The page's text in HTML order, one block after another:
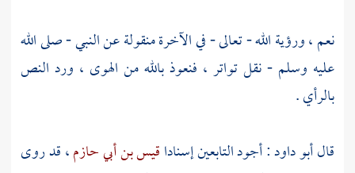
نعم ، ورؤية الله - تعالى - في الآخرة منقولة عن النبي - صلى الله
عليه وسلم - نقل تواتر ، فنعوذ بالله من الهوى ، ورد النص
بالرأي .
قالأبو داود: أجود التابعين إسناداقيس بن أبي حازم، قد روى